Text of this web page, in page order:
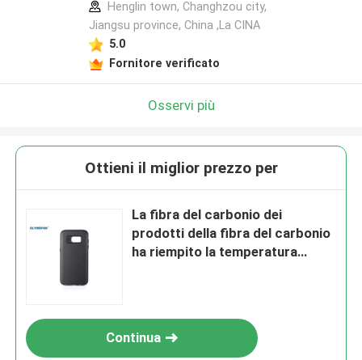
produttore
Henglin town, Changhzou city,
Jiangsu province, China ,La CINA
5.0
Fornitore verificato
Osservi più
Ottieni il miglior prezzo per
La fibra del carbonio dei
prodotti della fibra del carbonio
ha riempito la temperatura
Continua